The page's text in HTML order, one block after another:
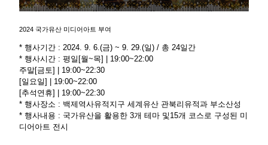
2024 국가유산 미디어아트 부여
* 행사기간 : 2024. 9. 6.(금) ~ 9. 29.(일) / 총 24일간
* 행사시간 : 평일[월~목] | 19:00~22:00
주말[금토] | 19:00~22:30
[일요일] | 19:00~22:00
[추석연휴] | 19:00~22:30
* 행사장소 : 백제역사유적지구 세계유산 관북리유적과 부소산성
* 행사내용 : 국가유산을 활용한 3개 테마 및 15개 코스로 구성된 미
디어아트 전시